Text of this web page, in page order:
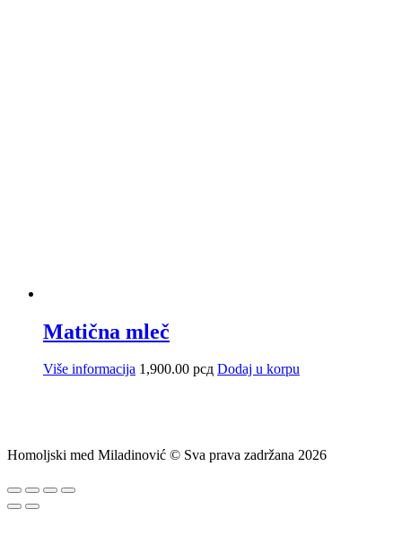
Matična mleč
Više informacija 1,900.00 рсд Dodaj u korpu
Homoljski med Miladinović © Sva prava zadržana 2026